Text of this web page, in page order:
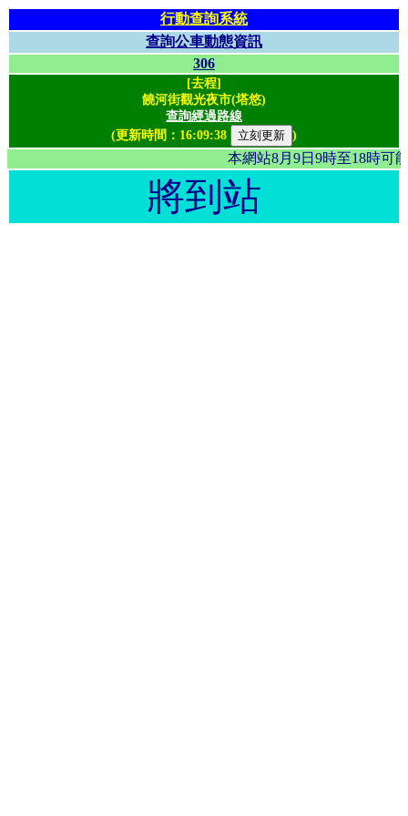
行動查詢系統
查詢公車動態資訊
306
[去程]
饒河街觀光夜市(塔悠)
查詢經過路線
(更新時間： 16:09:38 )
本網站8月9日9時至18
將到站